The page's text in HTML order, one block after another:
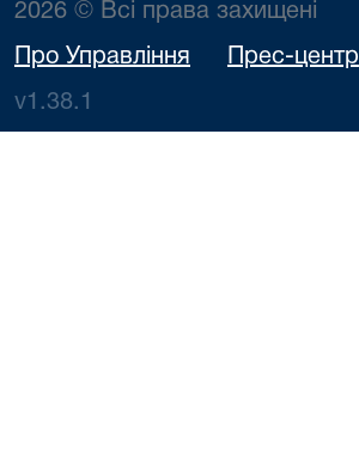
2026 © Всі права захищені
Про Управління Прес-центр
v1.38.1